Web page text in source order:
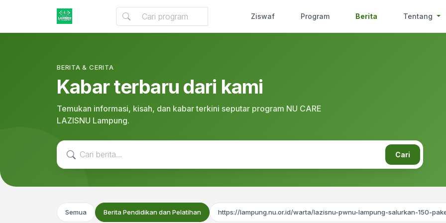
Ziswaf Program Berita Tentang
BERITA & CERITA
Kabar terbaru dari kami
Temukan informasi, kisah, dan kabar terkini seputar program NU CARE
LAZISNU Lampung.
Cari
Semua Berita Pendidikan dan Pelatihan https://lampung.nu.or.id/warta/lazisnu-pwnu-lampung-salurkan-150-